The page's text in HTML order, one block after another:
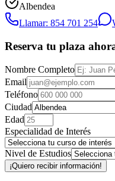
Albendea
Llamar: 854 701 254
Reserva tu plaza
Nombre Completo
Email
Teléfono
Ciudad
Edad
Especialidad de Interés
Nivel de Estudios
¡Quiero recibir información!